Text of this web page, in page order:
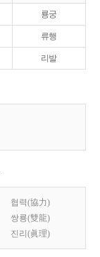
룡궁
류행
리발
협력(協力)
쌍룡(雙龍)
진리(眞理)